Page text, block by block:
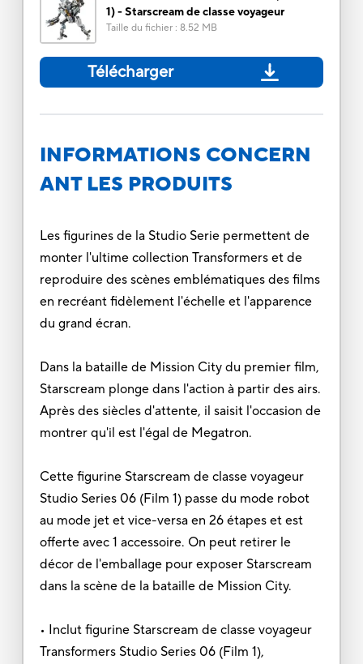
1) - Starscream de classe voyageur
Taille du fichier: 8.52 MB
Télécharger
INFORMATIONS CONCERN
ANT LES PRODUITS
Les figurines de la Studio Serie permettent de
monter l'ultime collection Transformers et de
reproduire des scènes emblématiques des films
en recréant fidèlement l'échelle et l'apparence
du grand écran.
Dans la bataille de Mission City du premier film,
Starscream plonge dans l'action à partir des airs.
Après des siècles d'attente, il saisit l'occasion de
montrer qu'il est l'égal de Megatron.
Cette figurine Starscream de classe voyageur
Studio Series 06 (Film 1) passe du mode robot
au mode jet et vice-versa en 26 étapes et est
offerte avec 1 accessoire. On peut retirer le
décor de l'emballage pour exposer Starscream
dans la scène de la bataille de Mission City.
• Inclut figurine Starscream de classe voyageur
Transformers Studio Series 06 (Film 1),